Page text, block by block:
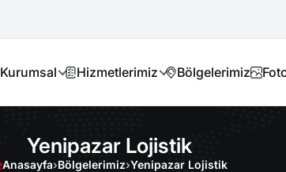
Kurumsal Hizmetlerimiz Bölgelerimiz
Yenipazar Lojistik
Anasayfa›Bölgelerimiz›Yenipazar Lojistik